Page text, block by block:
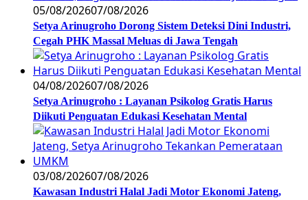
05/08/202607/08/2026
Setya Arinugroho Dorong Sistem Deteksi Dini Industri,
Cegah PHK Massal Meluas di Jawa Tengah
04/08/202607/08/2026
Setya Arinugroho : Layanan Psikolog Gratis Harus
Diikuti Penguatan Edukasi Kesehatan Mental
03/08/202607/08/2026
Kawasan Industri Halal Jadi Motor Ekonomi Jateng,